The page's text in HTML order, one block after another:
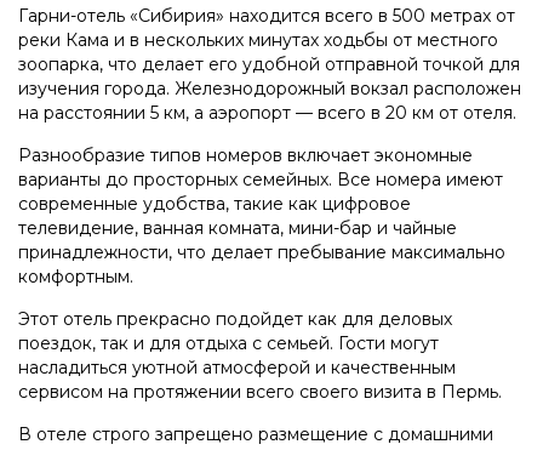
Гарни-отель «Сибирия» находится всего в 500 метрах от
реки Кама и в нескольких минутах ходьбы от местного
зоопарка, что делает его удобной отправной точкой для
изучения города. Железнодорожный вокзал расположен
на расстоянии 5 км, а аэропорт — всего в 20 км от отеля.
Разнообразие типов номеров включает экономные
варианты до просторных семейных. Все номера имеют
современные удобства, такие как цифровое
телевидение, ванная комната, мини-бар и чайные
принадлежности, что делает пребывание максимально
комфортным.
Этот отель прекрасно подойдет как для деловых
поездок, так и для отдыха с семьей. Гости могут
насладиться уютной атмосферой и качественным
сервисом на протяжении всего своего визита в Пермь.
В отеле строго запрещено размещение с домашними